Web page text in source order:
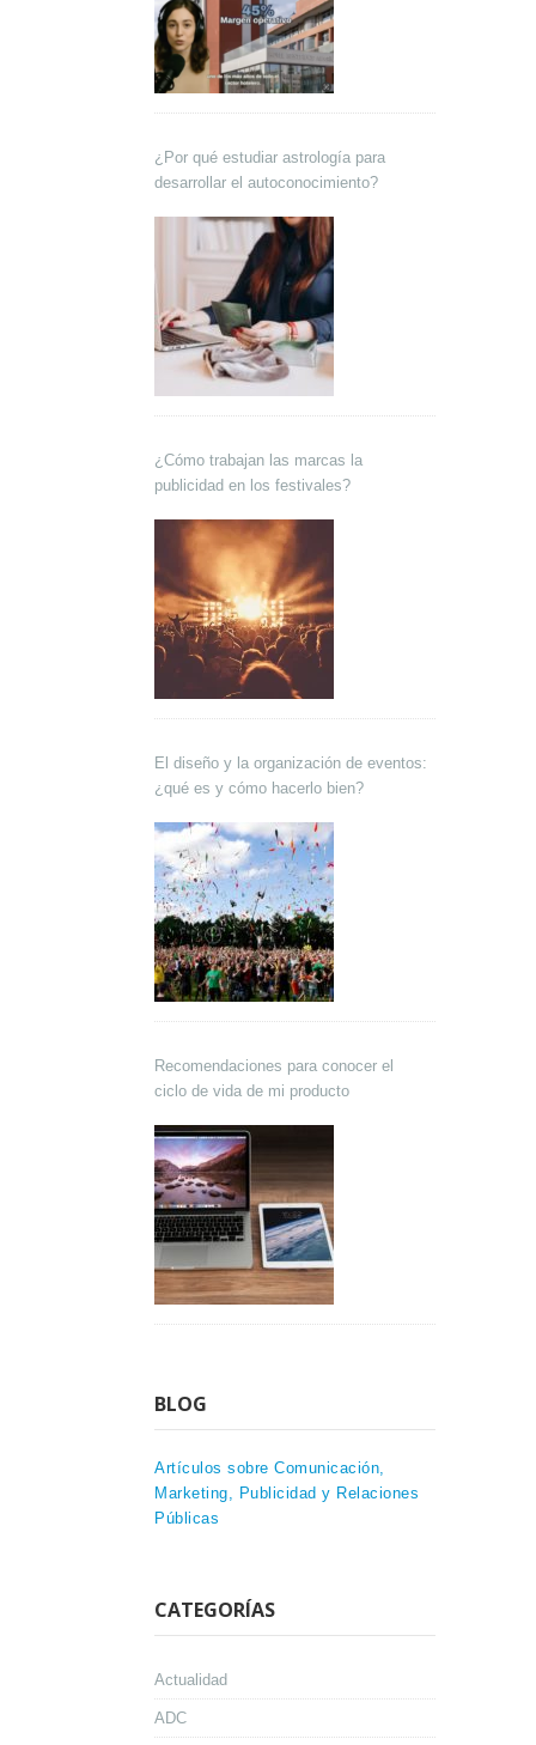
¿Por qué estudiar astrología para
desarrollar el autoconocimiento?
¿Cómo trabajan las marcas la
publicidad en los festivales?
El diseño y la organización de eventos:
¿qué es y cómo hacerlo bien?
Recomendaciones para conocer el
ciclo de vida de mi producto
BLOG
Artículos sobre Comunicación,
Marketing, Publicidad y Relaciones
Públicas
CATEGORÍAS
Actualidad
ADC